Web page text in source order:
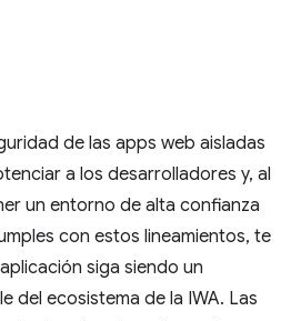
de las apps web aisladas
a los desarrolladores y, al
un entorno de alta confianza
con estos lineamientos, te
siga siendo un
del ecosistema de la IWA. Las